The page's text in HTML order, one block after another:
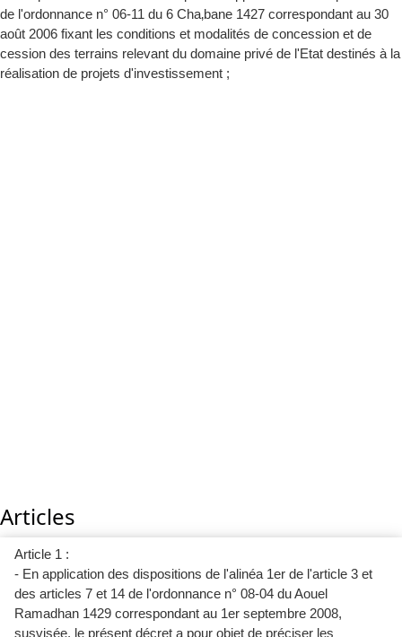
de l'ordonnance n° 06-11 du 6 Cha‚bane 1427 correspondant au 30
août 2006 fixant les conditions et modalités de concession et de
cession des terrains relevant du domaine privé de l'Etat destinés à la
réalisation de projets d'investissement ;
Articles
Article 1 :
- En application des dispositions de l'alinéa 1er de l'article 3 et
des articles 7 et 14 de l'ordonnance n° 08-04 du Aouel
Ramadhan 1429 correspondant au 1er septembre 2008,
susvisée, le présent décret a pour objet de préciser les